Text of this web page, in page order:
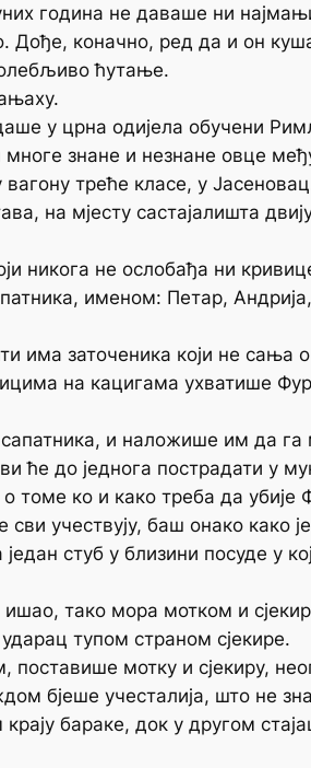
година не даваше ни
Дође, коначно, ред да и он
ћутање.
у црна одијела обучени
знане и незнане овце
треће класе, у
на мјесту састајалишта
никога не ослобађа ни
именом: Петар,
има заточеника који не сања о
на кацигама ухватише
и наложише им да га
ће до једнога пострадати у
ко и како треба да убије
учествују, баш онако како
стуб у близини посуде у
тако мора мотком и
тупом страном сјекире.
мотку и сјекиру,
бјеше учесталија, што не
бараке, док у другом